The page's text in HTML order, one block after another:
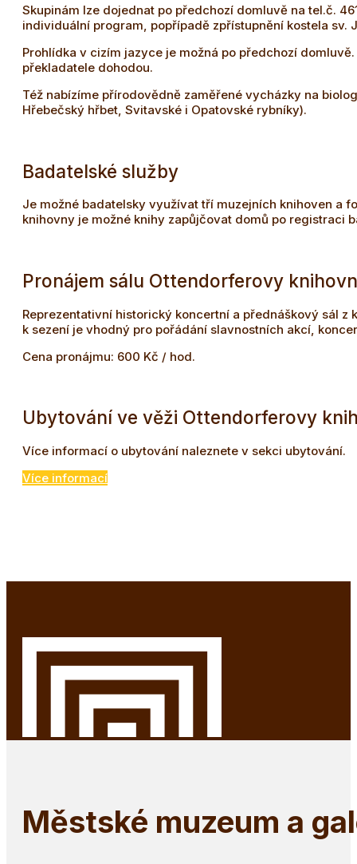
Skupinám lze dojednat po předchozí domluvě na tel.č.
individuální program, popřípadě zpřístupnění kostela
Prohlídka v cizím jazyce je možná po předchozí
překladatele dohodou.
Též nabízíme přírodovědně zaměřené vycházky na
Hřebečský hřbet, Svitavské i Opatovské rybníky).
Badatelské služby
Je možné badatelsky využívat tří muzejních knihoven a
knihovny je možné knihy zapůjčovat domů po registraci
Pronájem sálu Ottendorferovy
Reprezentativní historický koncertní a přednáškový sál z
k sezení je vhodný pro pořádání slavnostních akcí,
Cena pronájmu: 600 Kč / hod.
Ubytování ve věži Ottendorferovy
Více informací o ubytování naleznete v sekci ubytování.
Více informací
Městské muzeum a